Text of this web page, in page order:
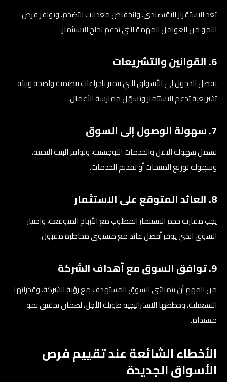
يُعد الاستقرار الاقتصادي، وانخفاض معدلات التضخم، وتوافر فرص
النمو من العوامل المهمة التي تدعم نجاح الاستثمار.
6. القوانين والتشريعات
يفضل الدخول إلى الأسواق التي تتميز بإجراءات تنظيمية واضحة وبيئة
تشريعية تدعم الاستثمار وتسهّل ممارسة الأعمال.
7. سهولة الوصول إلى السوق
تشمل سهولة النقل والخدمات اللوجستية، وتوافر البنية التحتية،
وسهولة توزيع المنتجات أو تقديم الخدمات.
8. العائد المتوقع على الاستثمار
يجب مقارنة حجم الاستثمار المطلوب مع الأرباح المتوقعة، واختيار
السوق الذي يوفر أفضل عائد مع مستوى مخاطرة مقبول.
9. توافق السوق مع أهداف الشركة
من المهم أن يتماشى السوق المستهدف مع رؤية الشركة، وقدراتها
التشغيلية، وخططها الاستراتيجية طويلة الأجل، لضمان تحقيق نمو
مستدام.
الأخطاء الشائعة عند تقييم فرص
الأسواق الجديدة